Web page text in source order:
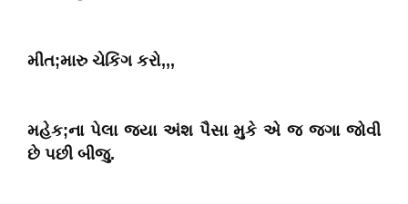
મીત;મારુ ચેકિંગ કરો,,,
મહેક;ના પેલા જ્યા અંશ પૈસા મુકે એ જ જગા જોવી
છે પછી બીજુ.